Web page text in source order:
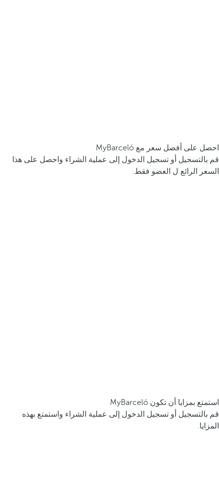
احصل على أفضل سعر مع MyBarceló
قم بالتسجيل أو تسجيل الدخول إلى عملية الشراء واحصل على هذا
السعر الرائع ل العضو فقط.
استمتع بمزايا أن تكون MyBarceló
قم بالتسجيل أو تسجيل الدخول إلى عملية الشراء واستمتع بهذه
المزايا.